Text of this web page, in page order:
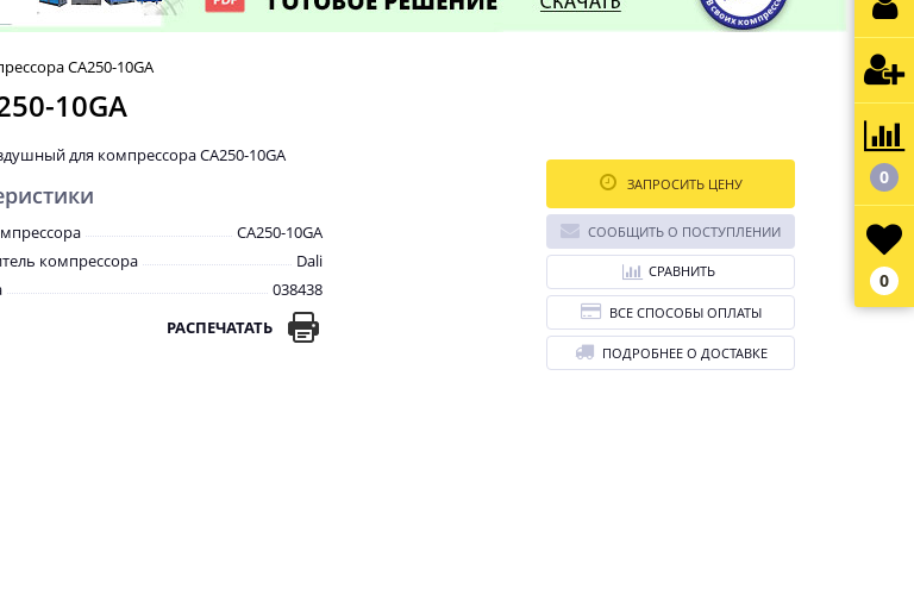
CA250-10GA
10GA
для компрессора CA250-10GA
CA250-10GA
компрессора
Dali
038438
РАСПЕЧАТАТЬ
ЗАПРОСИТЬ ЦЕНУ
СООБЩИТЬ О ПОСТУПЛЕНИИ
СРАВНИТЬ
ВСЕ СПОСОБЫ ОПЛАТЫ
ПОДРОБНЕЕ О ДОСТАВКЕ
0
0